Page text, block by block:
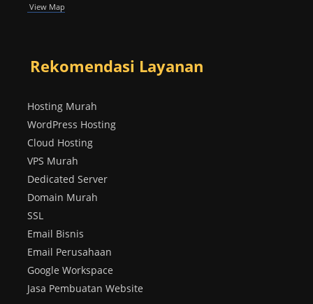
View Map
Rekomendasi Layanan
Hosting Murah
WordPress Hosting
Cloud Hosting
VPS Murah
Dedicated Server
Domain Murah
SSL
Email Bisnis
Email Perusahaan
Google Workspace
Jasa Pembuatan Website